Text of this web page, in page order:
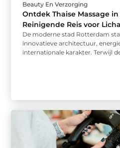
Beauty En Verzorging
Ontdek Thaise Massage
Reinigende Reis voor
De moderne stad Rotterdam
innovatieve architectuur,
internationale karakter. Terwijl